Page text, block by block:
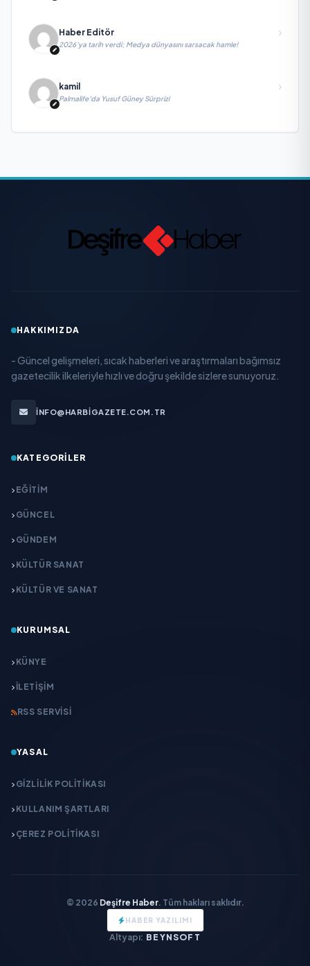
Haber Editör
2026’ya tarih verdi; Medya dünyasını sarsacak hamle!
kamil
Palmalife’da Yusuf Güney Sürprizi
HAKKIMIZDA
- Güncel gelişmeleri, sıcak haberleri ve araştırmaları bağımsız
gazetecilik ilkeleriyle hızlı ve doğru şekilde sizlere sunuyoruz.
INFO@HARBIGAZETE.COM.TR
KATEGORILER
EĞITIM
GÜNCEL
GÜNDEM
KÜLTÜR SANAT
KÜLTÜR VE SANAT
KURUMSAL
KÜNYE
İLETIŞIM
RSS SERVISI
YASAL
GIZLILIK POLITIKASI
KULLANIM ŞARTLARI
ÇEREZ POLITIKASI
© 2026 Deşifre Haber. Tüm hakları saklıdır.
HABER YAZILIMI
Altyapı: BEYNSOFT